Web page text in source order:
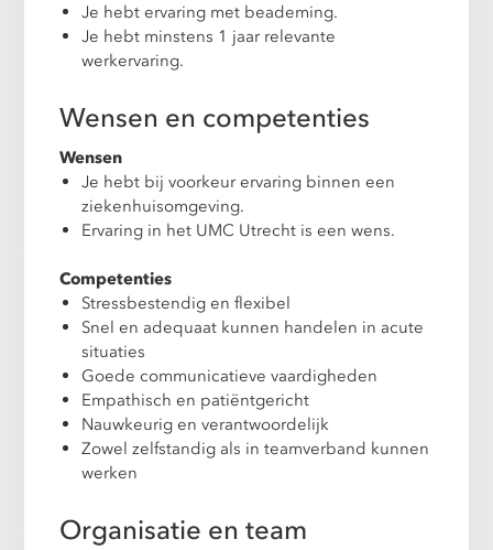
Je hebt ervaring met beademing.
Je hebt minstens 1 jaar relevante
werkervaring.
Wensen en competenties
Wensen
Je hebt bij voorkeur ervaring binnen een
ziekenhuisomgeving.
Ervaring in het UMC Utrecht is een wens.
Competenties
Stressbestendig en flexibel
Snel en adequaat kunnen handelen in acute
situaties
Goede communicatieve vaardigheden
Empathisch en patiëntgericht
Nauwkeurig en verantwoordelijk
Zowel zelfstandig als in teamverband kunnen
werken
Organisatie en team